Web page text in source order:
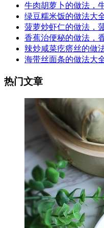
牛肉胡萝卜的做法，
绿豆糯米饭的做法大
菠萝炒虾仁的做法，
香蕉治便秘的做法，
辣炒咸菜疙瘩丝的做
海带丝面条的做法大
热门文章